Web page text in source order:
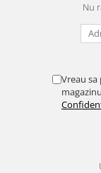
Nu
Vreau